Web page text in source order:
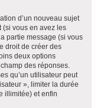
d’un nouveau sujet
(si vous en avez les
partie message (si vous
droit de créer des
deux options
des réponses.
qu’un utilisateur peut
», limiter la durée
illimitée) et enfin